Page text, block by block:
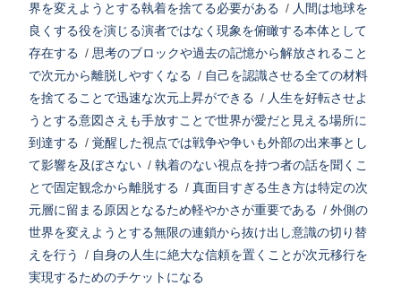
界を変えようとする執着を捨てる必要がある / 人間は地球を
良くする役を演じる演者ではなく現象を俯瞰する本体として
存在する / 思考のブロックや過去の記憶から解放されること
で次元から離脱しやすくなる / 自己を認識させる全ての材料
を捨てることで迅速な次元上昇ができる / 人生を好転させよ
うとする意図さえも手放すことで世界が愛だと見える場所に
到達する / 覚醒した視点では戦争や争いも外部の出来事とし
て影響を及ぼさない / 執着のない視点を持つ者の話を聞くこ
とで固定観念から離脱する / 真面目すぎる生き方は特定の次
元層に留まる原因となるため軽やかさが重要である / 外側の
世界を変えようとする無限の連鎖から抜け出し意識の切り替
えを行う
/ 自身の人生に絶大な信頼を置くことが次元移行を
実現するためのチケットになる